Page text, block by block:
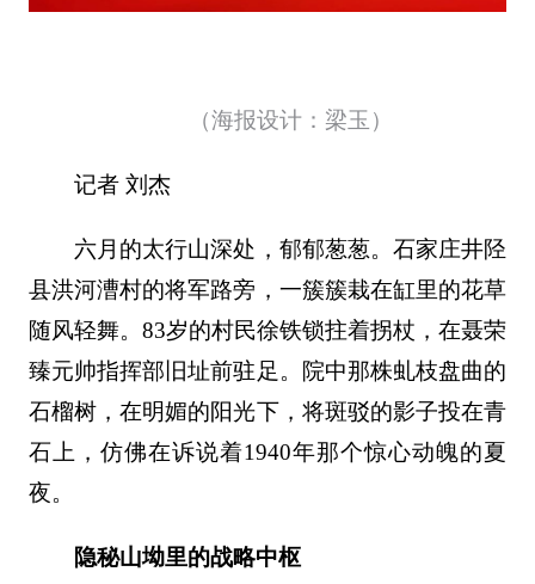
（海报设计：梁玉）
记者 刘杰
六月的太行山深处，郁郁葱葱。石家庄井陉
县洪河漕村的将军路旁，一簇簇栽在缸里的花草
随风轻舞。83岁的村民徐铁锁拄着拐杖，在聂荣
臻元帅指挥部旧址前驻足。院中那株虬枝盘曲的
石榴树，在明媚的阳光下，将斑驳的影子投在青
石上，仿佛在诉说着1940年那个惊心动魄的夏
夜。
隐秘山坳里的战略中枢